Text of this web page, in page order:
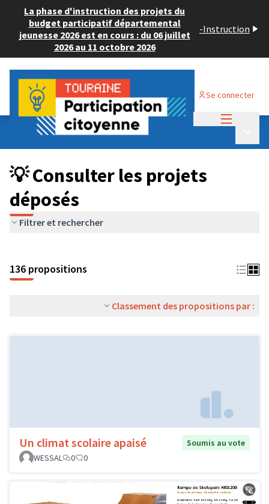
La phase d'instruction des projets du
budget participatif départemental
jeunesse 2026 est en cours : du 06 juillet
2026 au 11 octobre 2026
-Instruction
Se connecter
Budget Participatif JEUNESSE 2024
💡 Consulter les projets déposés
💡 Consulter les projets
déposés
Filtrer et rechercher
136 propositions
Classement des propositions par :
Un climat scolaire apaisé
Soumis au vote
WESSAL
0 0